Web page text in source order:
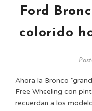
Ford
colorido
Ahora la Bronco
Free Wheeling con
recuerdan a los